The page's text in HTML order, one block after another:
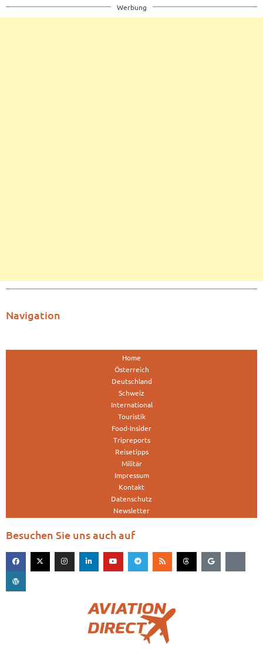
Werbung
Navigation
Home
Österreich
Deutschland
Schweiz
International
Touristik
Food-Insider
Tripreports
Reisetipps
Militär
Impressum
Kontakt
Datenschutz
Newsletter
Besuchen Sie uns auch auf